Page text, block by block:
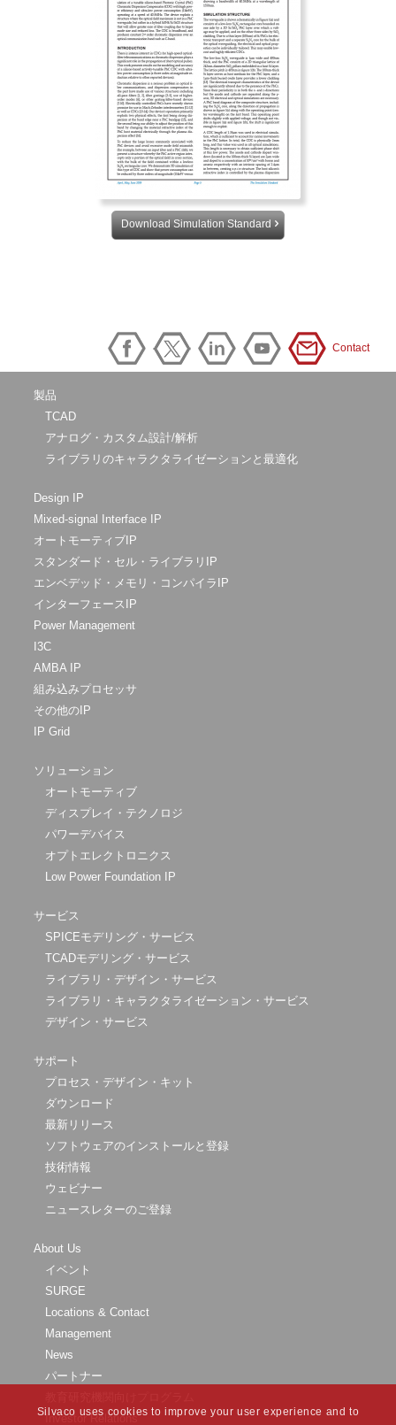
Download Simulation Standard
Contact
製品
TCAD
アナログ・カスタム設計/解析
ライブラリのキャラクタライゼーションと最適化
Design IP
Mixed-signal Interface IP
オートモーティブIP
スタンダード・セル・ライブラリIP
エンベデッド・メモリ・コンパイラIP
インターフェースIP
Power Management
I3C
AMBA IP
組み込みプロセッサ
その他のIP
IP Grid
ソリューション
オートモーティブ
ディスプレイ・テクノロジ
パワーデバイス
オプトエレクトロニクス
Low Power Foundation IP
サービス
SPICEモデリング・サービス
TCADモデリング・サービス
ライブラリ・デザイン・サービス
ライブラリ・キャラクタライゼーション・サービス
デザイン・サービス
サポート
プロセス・デザイン・キット
ダウンロード
最新リリース
ソフトウェアのインストールと登録
技術情報
ウェビナー
ニュースレターのご登録
About Us
イベント
SURGE
Locations & Contact
Management
News
パートナー
Investor Relations
Silvaco uses cookies to improve your user experience and to